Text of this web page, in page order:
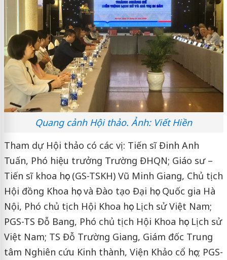
Quang cảnh Hội thảo. Ảnh: Viết Hiền
Tham dự Hội thảo có các vị: Tiến sĩ Đinh Anh
Tuấn, Phó hiệu trưởng Trường ĐHQN; Giáo sư –
Tiến sĩ khoa học (GS-TSKH) Vũ Minh Giang, Chủ tịch
Hội đồng Khoa học và Đào tạo Đại học Quốc gia Hà
Nội, Phó chủ tịch Hội Khoa học Lịch sử Việt Nam;
PGS-TS Đỗ Bang, Phó chủ tịch Hội Khoa học Lịch sử
Việt Nam; TS Đỗ Trường Giang, Giám đốc Trung
tâm Nghiên cứu Kinh thành, Viện Khảo cổ học; PGS-